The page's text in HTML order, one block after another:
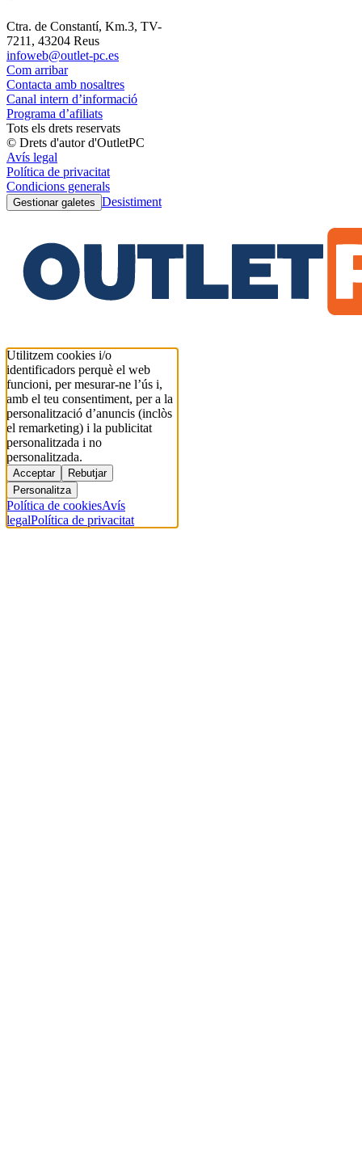
Ctra. de Constantí, Km.3, TV-
7211, 43204 Reus
infoweb@outlet-pc.es
Com arribar
Contacta amb nosaltres
Canal intern d’informació
Programa d’afiliats
Tots els drets reservats
© Drets d'autor d'OutletPC
Avís legal
Política de privacitat
Condicions generals
Gestionar galetes Desistiment
Utilitzem cookies i/o
identificadors perquè el web
funcioni, per mesurar-ne l’ús i,
amb el teu consentiment, per a la
personalització d’anuncis (inclòs
el remarketing) i la publicitat
personalitzada i no
personalitzada.
Acceptar
Rebutjar
Personalitza
Política de cookiesAvís
legalPolítica de privacitat